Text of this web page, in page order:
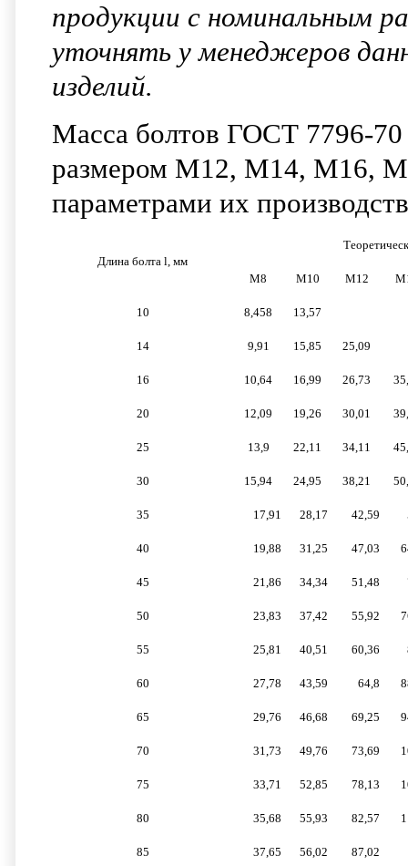
продукции с номинальным
уточнять у менеджеров
изделий.
Масса болтов ГОСТ 7796-
размером М12, М14, М16,
параметрами их
Длина болта l, мм
М8 М10 М12
10 8,458 13,57
14 9,91 15,85 25,09
16 10,64 16,99 26,73
20 12,09 19,26 30,01
25 13,9 22,11 34,11
30 15,94 24,95 38,21
35 17,91 28,17 42,59
40 19,88 31,25 47,03
45 21,86 34,34 51,48
50 23,83 37,42 55,92
55 25,81 40,51 60,36
60 27,78 43,59 64,8
65 29,76 46,68 69,25
70 31,73 49,76 73,69
75 33,71 52,85 78,13
80 35,68 55,93 82,57
85 37,65 56,02 87,02